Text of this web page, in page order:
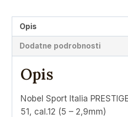
51,
cal.12
(5
2,9mm)
količina
Opis
Dodatne podrobnosti
Opis
Nobel Sport Italia
51, cal.12 (5 – 2,9mm)